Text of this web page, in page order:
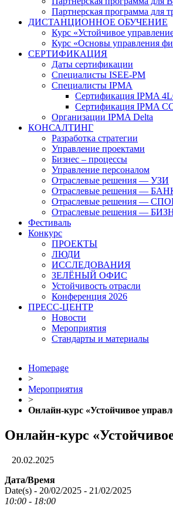
Партнерская программа для
ДИСТАНЦИОННОЕ ОБУЧЕНИЕ
Курс «Устойчивое
Курс «Основы управления
СЕРТИФИКАЦИЯ
Даты сертификации
Специалисты ISEE-PM
Специалисты IPMA
Сертификация IPMA
Сертификация IPMA
Организации IPMA Delta
КОНСАЛТИНГ
Разработка стратегии
Управление проектами
Бизнес – процессы
Управление персоналом
Отраслевые решения — УЗИ
Отраслевые решения —
Отраслевые решения —
Отраслевые решения —
Фестиваль
Конкурс
ПРОЕКТЫ
ЛЮДИ
ИССЛЕДОВАНИЯ
ЗЕЛЁНЫЙ ОФИС
Устойчивость отрасли
Конференция 2026
ПРЕСС-ЦЕНТР
Новости
Мероприятия
Стандарты и материалы
Homepage
>
Мероприятия
>
Онлайн-курс «Устойчивое
Онлайн-курс
20.02.2025
Дата/Время
Date(s) - 20/02/2025 - 21/02/2025
10:00 - 18:00